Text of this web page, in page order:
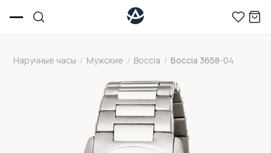
Наручные часы / Мужские / Boccia / Boccia 3658-04